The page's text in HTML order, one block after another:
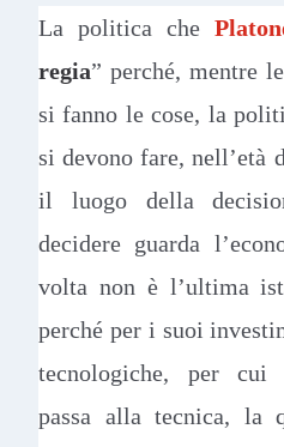
La politica che
regia” perché, mentre
si fanno le cose, la
si devono fare, nell’età
il luogo della
decidere guarda
volta non è l’ultima
perché per i suoi
tecnologiche, per cui
passa alla tecnica, la